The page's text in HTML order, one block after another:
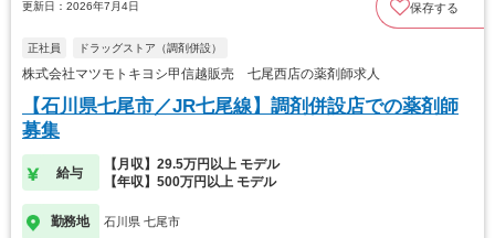
更新日：2026年7月4日 保存する
正社員 ドラッグストア（調剤併設）
株式会社マツモトキヨシ甲信越販売 七尾西店の薬剤師求人
【石川県七尾市／JR七尾線】調剤併設店での薬剤師
募集
給与
【月収】29.5万円以上 モデル
【年収】500万円以上 モデル
勤務地 石川県 七尾市